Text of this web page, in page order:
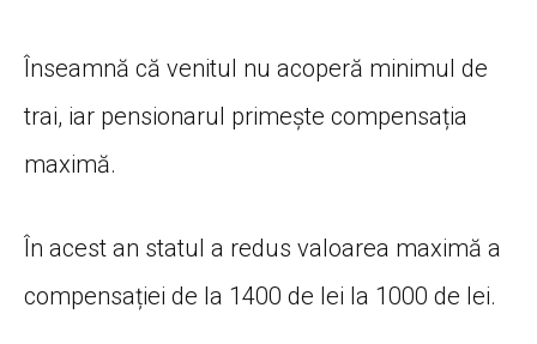
Înseamnă că venitul nu acoperă minimul de
trai, iar pensionarul primește compensația
maximă.
În acest an statul a redus valoarea maximă a
compensației de la 1400 de lei la 1000 de lei.